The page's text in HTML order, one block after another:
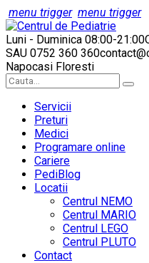
menu trigger menu trigger
Luni - Duminica 08:00-21:00
SAU 0752 360 360
Napocasi Floresti
Servicii
Preturi
Medici
Programare online
Cariere
PediBlog
Locatii
Centrul NEMO
Centrul MARIO
Centrul LEGO
Centrul PLUTO
Contact